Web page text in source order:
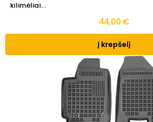
kilimėliai...
44,00 €
Į krepšelį